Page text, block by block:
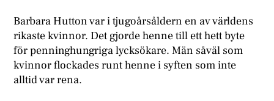
Barbara Hutton var i tjugoårsåldern en av världens
rikaste kvinnor. Det gjorde henne till ett hett byte
för penninghungriga lycksökare. Män såväl som
kvinnor flockades runt henne i syften som inte
alltid var rena.